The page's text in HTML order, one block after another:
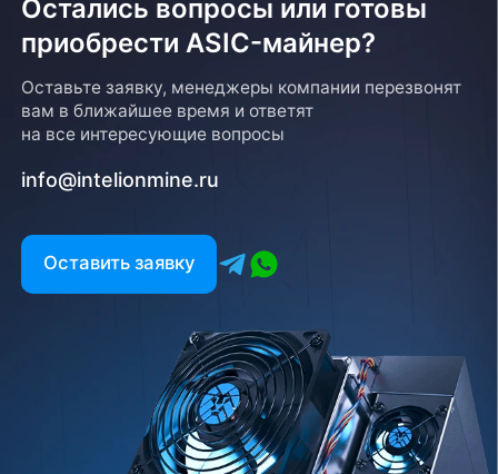
Для того, чтобы оформить возврат товара, клиенту
необходимо связаться с менеджером, который
в соответствии с регламентом Компании после
Есть вопрос?
Заполните форму и мы свяжемся с вами в
Заказать звонок
Остались вопросы или готовы
приобрести ASIC-майнер?
Оставьте заявку, менеджеры компании перезвонят
вам в ближайшее время и ответят
на все интересующие вопросы
info@intelionmine.ru
Оставить заявку